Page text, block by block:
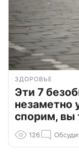
ЗДОРОВЬЕ
Эти 7
незаметно
спорим, вы
126